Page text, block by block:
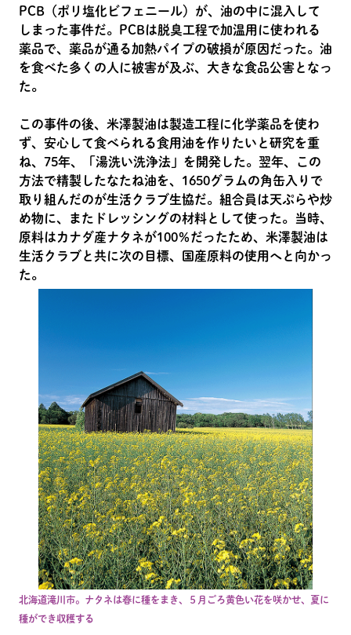
PCB（ポリ塩化ビフェニール）が、油の中に混入して
しまった事件だ。PCBは脱臭工程で加温用に使われる
薬品で、薬品が通る加熱パイプの破損が原因だった。油
を食べた多くの人に被害が及ぶ、大きな食品公害となっ
た。
この事件の後、米澤製油は製造工程に化学薬品を使わ
ず、安心して食べられる食用油を作りたいと研究を重
ね、75年、「湯洗い洗浄法」を開発した。翌年、この
方法で精製したなたね油を、1650グラムの角缶入りで
取り組んだのが生活クラブ生協だ。組合員は天ぷらや炒
め物に、またドレッシングの材料として使った。当時、
原料はカナダ産ナタネが100％だったため、米澤製油は
生活クラブと共に次の目標、国産原料の使用へと向かっ
た。
北海道滝川市。ナタネは春に種をまき、５月ごろ黄色い花を咲かせ、夏に
種ができ収穫する